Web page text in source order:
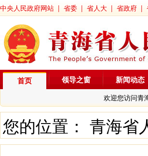
中央人民政府网站 | 省委 | 省人大 | 省政府 |
首页
欢迎您访问青
领导之窗 新闻动态
您的位置： 青海省